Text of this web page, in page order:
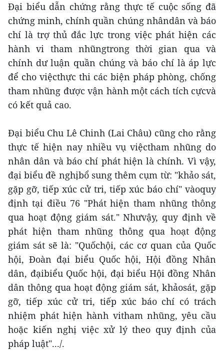
Đại biểu dẫn chứng rằng thực tế cuộc sống đã
chứng minh, chính quần chúng nhândân và báo
chí là trợ thủ đắc lực trong việc phát hiện các
hành vi tham nhũngtrong thời gian qua và
chính dư luận quần chúng và báo chí là áp lực
để cho việcthực thi các biện pháp phòng, chống
tham nhũng được vận hành một cách tích cựcvà
có kết quả cao.
Đại biểu Chu Lê Chinh (Lai Châu) cũng cho rằng
thực tế hiện nay nhiều vụ việctham nhũng do
nhân dân và báo chí phát hiện là chính. Vì vậy,
đại biểu đề nghịbổ sung thêm cụm từ: "khảo sát,
gặp gỡ, tiếp xúc cử tri, tiếp xúc báo chí" vàoquy
định tại điều 76 "Phát hiện tham nhũng thông
qua hoạt động giám sát." Nhưvậy, quy định về
phát hiện tham nhũng thông qua hoạt động
giám sát sẽ là: "Quốchội, các cơ quan của Quốc
hội, Đoàn đại biểu Quốc hội, Hội đồng Nhân
dân, đạibiểu Quốc hội, đại biểu Hội đồng Nhân
dân thông qua hoạt động giám sát, khảosát, gặp
gỡ, tiếp xúc cử tri, tiếp xúc báo chí có trách
nhiệm phát hiện hành vitham nhũng, yêu cầu
hoặc kiến nghị việc xử lý theo quy định của
pháp luật".../.